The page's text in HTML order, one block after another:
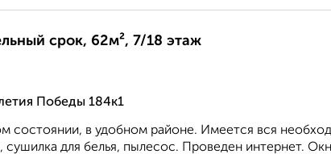
срок, 62м², 7/18 этаж
Победы 184к1
состоянии, в удобном районе. Имеется вся
сушилка для белья, пылесос. Проведен интернет.